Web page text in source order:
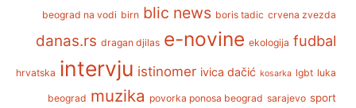
beograd na vodi birn blic news boris tadic crvena zvezda
danas.rs dragan djilas e-novine ekologija fudbal
hrvatska intervju istinomer ivica dačić kosarka lgbt luka
beograd muzika povorka ponosa beograd sarajevo sport